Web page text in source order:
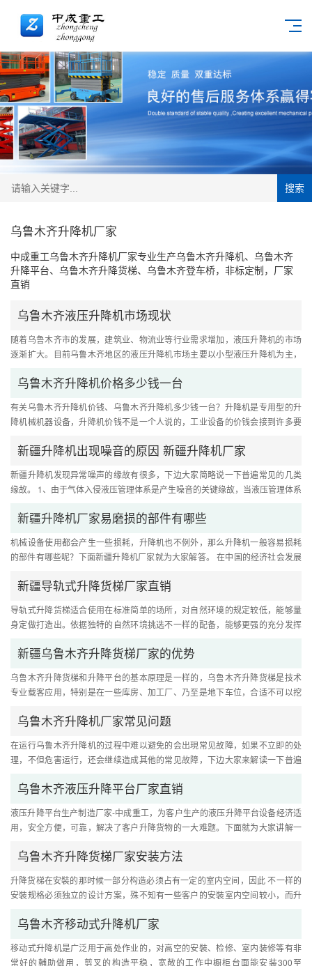
搜索
乌鲁木齐升降机厂家
中成重工乌鲁木齐升降机厂家专业生产乌鲁木齐升降机、乌鲁木齐
升降平台、乌鲁木齐升降货梯、乌鲁木齐登车桥，非标定制，厂家
直销
乌鲁木齐液压升降机市场现状
随着乌鲁木齐市的发展，建筑业、物流业等行业需求增加，液压升降机的市场
逐渐扩大。目前乌鲁木齐地区的液压升降机市场主要以小型液压升降机为主，
乌鲁木齐升降机价格多少钱一台
有关乌鲁木齐升降机价钱、乌鲁木齐升降机多少钱一台？升降机是专用型的升
降机械机器设备，升降机价钱不是一个人说的，工业设备的价钱会接到许多要
新疆升降机出现噪音的原因 新疆升降机厂家
新疆升降机发现异常噪声的缘故有很多，下边大家简略说一下普遍常见的几类
缘故。 1、由于气体入侵液压管理体系是产生噪音的关键缘故，当液压管理体系
新疆升降机厂家易磨损的部件有哪些
机械设备使用都会产生一些损耗，升降机也不例外，那么升降机一般容易损耗
的部件有哪些呢？下面新疆升降机厂家就为大家解答。 在中国的经济社会发展
新疆导轨式升降货梯厂家直销
导轨式升降货梯适合使用在标准简单的场所，对自然环境的规定较低，能够量
身定做打造出。依据独特的自然环境挑选不一样的配备，能够更强的充分发挥
新疆乌鲁木齐升降货梯厂家的优势
乌鲁木齐升降货梯和升降平台的基本原理是一样的，乌鲁木齐升降货梯是技术
专业载客应用，特别是在一些库房、加工厂、乃至是地下车位，合适不可以挖
乌鲁木齐升降机厂家常见问题
在运行乌鲁木齐升降机的过程中难以避免的会出現常见故障，如果不立即的处
理，不但危害运行，还会继续造成其他的常见故障，下边大家来解读一下普遍
乌鲁木齐液压升降平台厂家直销
液压升降平台生产制造厂家-中成重工，为客户生产的液压升降平台设备经济适
用，安全方便，可靠，解决了客户升降货物的一大难题。下面就为大家讲解一
乌鲁木齐升降货梯厂家安装方法
升降货梯在安裝的那时候一部分构造必须占有一定的室内空间，因此 不一样的
安裝规格必须独立的设计方案，殊不知有一些客户的安裝室内空间较小，而升
乌鲁木齐移动式升降机厂家
移动式升降机是广泛用于高处作业的，对高空的安裝、检修、室内装修等有非
常好的輔助做用，剪叉的构造平稳，宽敞的工作中橱柜台面能安装300至